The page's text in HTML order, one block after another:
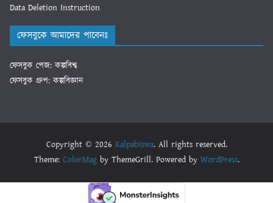
Data Deletion Instruction
ফেসবুকে আমাদের পাবেনঃ
ফেসবুক পেজ: কল্পবিশ্ব
ফেসবুক গ্রুপ: কল্পবিজ্ঞান
Copyright © 2026 Kalpabiswa. All rights reserved.
Theme: ColorMagby ThemeGrill. Powered by WordPress.